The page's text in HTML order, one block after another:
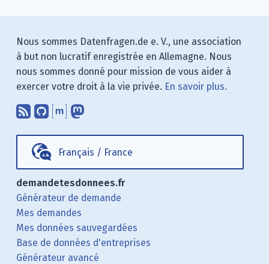
Nous sommes Datenfragen.de e. V., une association
à but non lucratif enregistrée en Allemagne. Nous
nous sommes donné pour mission de vous aider à
exercer votre droit à la vie privée. En savoir plus.
Abonnez-vous à notre blog en
Nous trouver sur GitHub.
Échanger avec nous via Matrix.
Français / France
demandetesdonnees.fr
Générateur de demande
Mes demandes
Mes données sauvegardées
Base de données d'entreprises
Générateur avancé